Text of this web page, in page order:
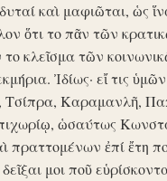
καὶ μαφιῶται, ὡς
ὅτι το πᾶν τῶν
κλεῖσμα τῶν
Ἰδίως· εἴ τις
Τσίπρα, Καραμανλῆ,
ὡσαύτως
πραττομένων ἐπί ἔτη
μοι ποῦ